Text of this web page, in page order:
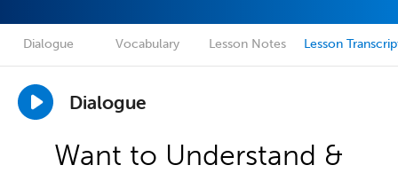
Dialogue Vocabulary Lesson Notes Lesson
Dialogue
Want to Understand &